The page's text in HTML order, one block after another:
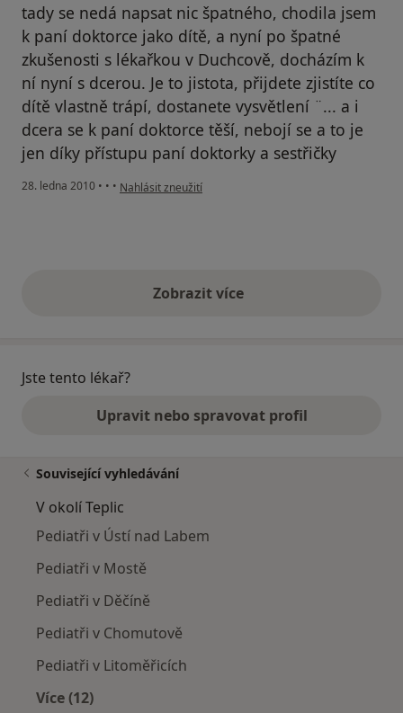
tady se nedá napsat nic špatného, chodila jsem
k paní doktorce jako dítě, a nyní po špatné
zkušenosti s lékařkou v Duchcově, docházím k
ní nyní s dcerou. Je to jistota, přijdete zjistíte co
dítě vlastně trápí, dostanete vysvětlení ¨... a i
dcera se k paní doktorce těší, nebojí se a to je
jen díky přístupu paní doktorky a sestřičky
28. ledna 2010 • • • podle názoru uživatele Váš účet byl odstraněn
Nahlásit zneužití
Zobrazit vícevýše uvedené názory
Jste tento lékař?
Upravit nebo spravovat profil
Související vyhledávání
V okolí Teplic
Pediatři v Ústí nad Labem
Pediatři v Mostě
Pediatři v Děčíně
Pediatři v Chomutově
Pediatři v Litoměřicích
Více (12)